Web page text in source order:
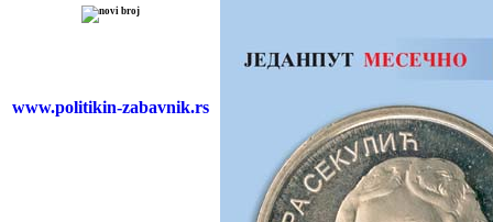
www.politikin-zabavnik.rs